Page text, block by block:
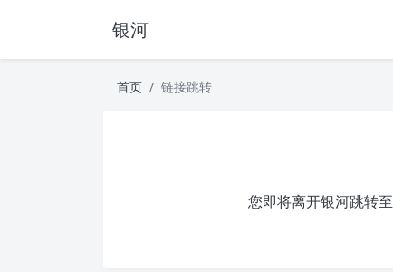
银河
首页 链接跳转
您即将离开银河跳转至